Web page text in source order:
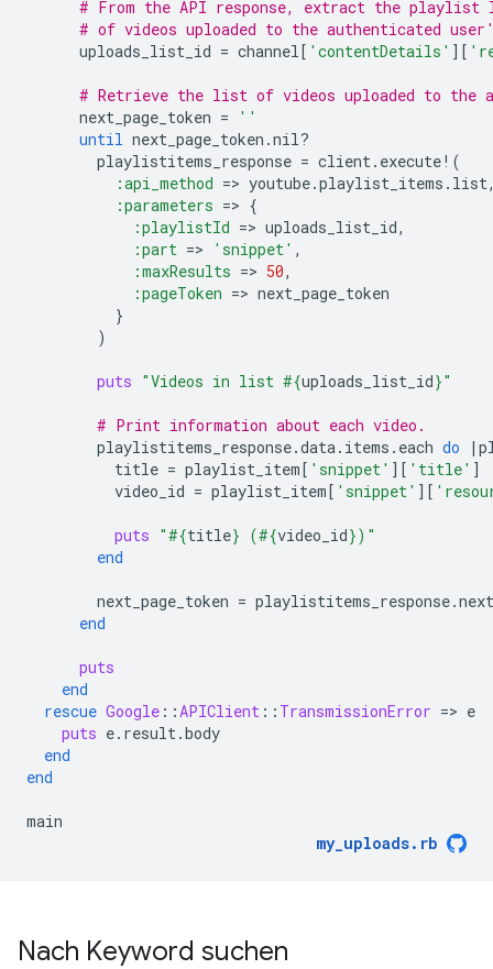
# From the API response, extract the
# of videos uploaded to the authenticated
uploads_list_id = channel[ 'contentDetails' ][
# Retrieve the list of videos uploaded to the
next_page_token =
''
until next_page_token .nil?
playlistitems_response = client. execute! (
:api_method => youtube.playlist_items . list
:parameters => {
:playlistId => uploads_list_id,
:part => 'snippet' ,
:maxResults => 50,
:pageToken => next_page_token
}
)
puts "Videos in list #{uploads_list_id}"
# Print information about each video.
playlistitems_response.data. items . each do |
title = playlist_item[ 'snippet' ][ 'title' ]
video_id = playlist_item[ 'snippet' ][
puts "#{title} (#{video_id})"
end
next_page_token = playlistitems_response.
end
puts
end
rescue Google ::APIClient :: TransmissionError => e
puts e. result.body
end
end
main
my_uploads. rb
Nach Keyword suchen